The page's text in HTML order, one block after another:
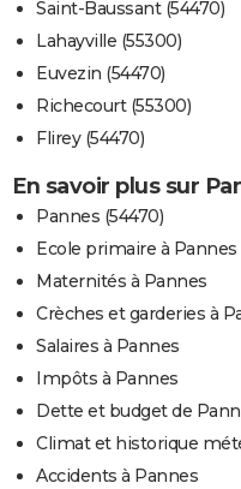
Saint-Baussant (54470)
Lahayville (55300)
Euvezin (54470)
Richecourt (55300)
Flirey (54470)
En savoir plus sur
Pannes (54470)
Ecole primaire à Pannes
Maternités à Pannes
Crèches et garderies à
Salaires à Pannes
Impôts à Pannes
Dette et budget de
Climat et historique
Accidents à Pannes